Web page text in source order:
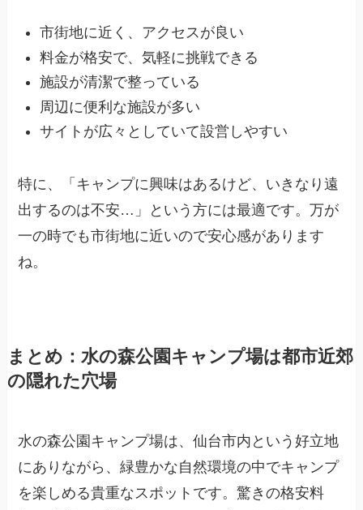
市街地に近く、アクセスが良い
料金が格安で、気軽に挑戦できる
施設が清潔で整っている
周辺に便利な施設が多い
サイトが広々としていて設営しやすい
特に、「キャンプに興味はあるけど、いきなり遠
出するのは不安…」という方には最適です。万が
一の時でも市街地に近いので安心感があります
ね。
まとめ：水の森公園キャンプ場は都市近郊
の隠れた穴場
水の森公園キャンプ場は、仙台市内という好立地
にありながら、緑豊かな自然環境の中でキャンプ
を楽しめる貴重なスポットです。驚きの格安料